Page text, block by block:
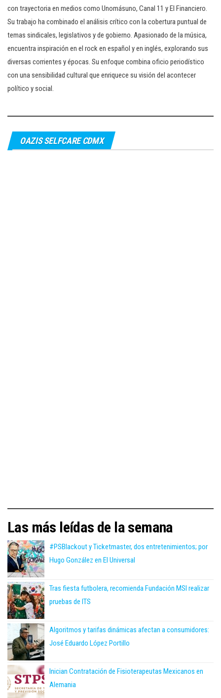
con trayectoria en medios como Unomásuno, Canal 11 y El Financiero.
Su trabajo ha combinado el análisis crítico con la cobertura puntual de
temas sindicales, legislativos y de gobierno. Apasionado de la música,
encuentra inspiración en el rock en español y en inglés, explorando sus
diversas corrientes y épocas. Su enfoque combina oficio periodístico
con una sensibilidad cultural que enriquece su visión del acontecer
político y social.
OAZIS SELFCARE CDMX
Las más leídas de la semana
#PSBlackout y Ticketmaster, dos entretenimientos; por
Hugo González en El Universal
Tras fiesta futbolera, recomienda Fundación MSI realizar
pruebas de ITS
Algoritmos y tarifas dinámicas afectan a consumidores:
José Eduardo López Portillo
Inician Contratación de Fisioterapeutas Mexicanos en
Alemania